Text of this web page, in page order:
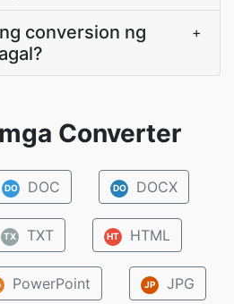
conversion ng
+
Converter
DO DOC DO DOCX
TX TXT HT HTML
PowerPoint JP JPG